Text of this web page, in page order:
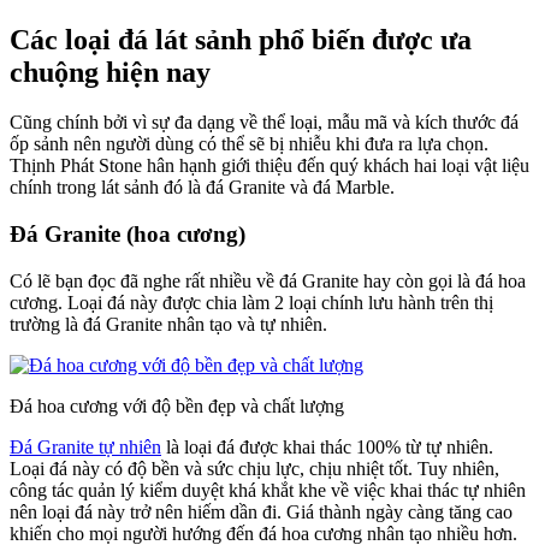
Các loại đá lát sảnh phổ biến được ưa
chuộng hiện nay
Cũng chính bởi vì sự đa dạng về thể loại, mẫu mã và kích thước đá
ốp sảnh nên người dùng có thể sẽ bị nhiễu khi đưa ra lựa chọn.
Thịnh Phát Stone hân hạnh giới thiệu đến quý khách hai loại vật liệu
chính trong lát sảnh đó là đá Granite và đá Marble.
Đá Granite (hoa cương)
Có lẽ bạn đọc đã nghe rất nhiều về đá Granite hay còn gọi là đá hoa
cương. Loại đá này được chia làm 2 loại chính lưu hành trên thị
trường là đá Granite nhân tạo và tự nhiên.
Đá hoa cương với độ bền đẹp và chất lượng
Đá Granite tự nhiên là loại đá được khai thác 100% từ tự nhiên.
Loại đá này có độ bền và sức chịu lực, chịu nhiệt tốt. Tuy nhiên,
công tác quản lý kiểm duyệt khá khắt khe về việc khai thác tự nhiên
nên loại đá này trở nên hiếm dần đi. Giá thành ngày càng tăng cao
khiến cho mọi người hướng đến đá hoa cương nhân tạo nhiều hơn.